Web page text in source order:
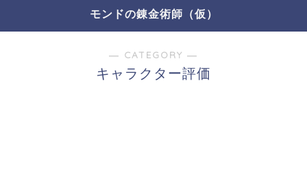
モンドの錬金術師（仮）
― CATEGORY ―
キャラクター評価